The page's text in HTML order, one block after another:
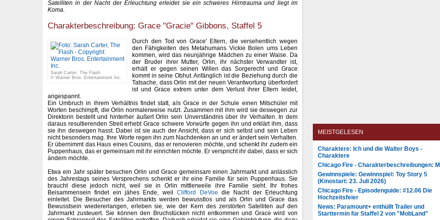
Satelliten in der Nacht der Erleuchtung erleidet sie ein schweres Hirntrauma und liegt im
Koma.
Charakterbeschreibung: Grace "Gracie" Gibbons, Staffel 5
Sarah Carter, The Flash
© Warner Bros. Entertainment Inc.
Durch den Tod von Grace' Eltern, die versehentlich wegen
den Fähigkeiten des Metahumans Vickie Bolen ums Leben
kommen, wird das neunjährige Mädchen zu einer Waise. Da
der Bruder ihrer Mutter, Orlin, ihr nächster Verwandter ist,
erhält er gegen seinen Willen das Sorgerecht und Grace
kommt in seine Obhut. Anfänglich ist die Beziehung durch die
Tatsache, dass Orlin mit der neuen Verantwortung überfordert
ist und Grace extrem unter dem Verlust ihrer Eltern leidet,
angespannt.
Ein Umbruch in ihrem Verhältnis findet statt, als Grace in der Schule einen Mitschüler mit
Worten beschimpft, die Orlin normalerweise nutzt. Zusammen mit ihm wird sie deswegen zur
Direktorin bestellt und hinterher äußert Orlin sein Unverständnis über ihr Verhalten. In dem
daraus resultierenden Streit erhebt Grace schwere Vorwürfe gegen ihn und erklärt ihm, dass
sie ihn deswegen hasst. Dabei ist sie auch der Ansicht, dass er sich selbst und sein Leben
nicht besonders mag. Ihre Worte regen ihn zum Nachdenken an und er ändert sein Verhalten.
Er übernimmt das Haus eines Cousins, das er renovieren möchte, und schenkt ihr zudem ein
Puppenhaus, das er gemeinsam mit ihr einrichten möchte. Er verspricht ihr dabei, dass er sich
ändern möchte.
Etwa ein Jahr später besuchen Orlin und Grace gemeinsam einen Jahrmarkt und anlässlich
des Jahrestags seines Versprechens schenkt er ihr eine Familie für sein Puppenhaus. Sie
braucht diese jedoch nicht, weil sie in Orlin mittlerweile ihre Familie sieht. Ihr frohes
Beisammensein findet ein jähes Ende, weilClifford DeVoe die Nacht der Erleuchtung
einleitet. Die Besucher des Jahrmarkts werden bewusstlos und als Orlin und Grace das
Bewusstsein wiedererlangen, erleben sie, wie der Kern des zerstörten Satelliten auf den
Jahrmarkt zusteuert. Sie können den Bruchstücken nicht entkommen und Grace wird von
MEISTGELESEN
Charaktere: Ich und die Walter Boys -
Charaktere
Chicago Fire - Charakterbeschreibungen:
Gewinnspiele: Gewinnspiel: Toy Story 5
(Kinostart: 23. Juli 2026)
Chicago Fire - Episodenguide: #12.06 Die
Hochzeitsfeier
News: Paramount+ enthüllt Trailer und
Starttermin für Staffel 2 von "MobLand"